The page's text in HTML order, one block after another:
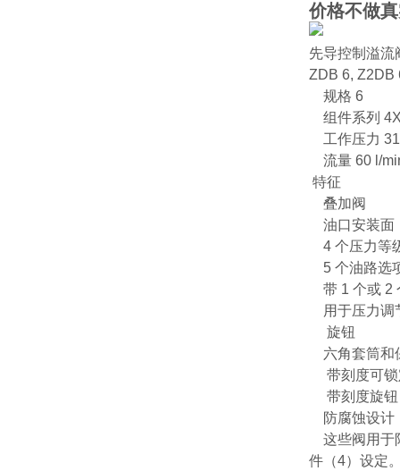
价格不做
先导控制溢流
ZDB 6, Z2DB
规格 6
组件系列
工作压力
流量 60 l/
特征
叠加阀
油口安装面
4 个压力等
5 个油路选
带 1 个或 2
用于压力调
旋钮
六角套筒和
带刻度可锁
带刻度旋钮
防腐蚀设计
这些阀用于
件（4）设定